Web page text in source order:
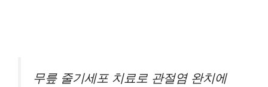
무릎 줄기세포 치료로 관절염 완치에